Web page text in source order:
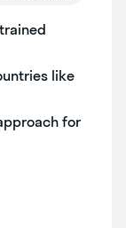
like
for